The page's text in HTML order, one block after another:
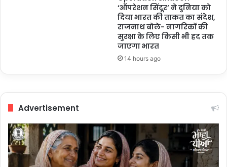
‘ऑपरेशन सिंदूर’ ने दुनिया को
दिया भारत की ताकत का संदेश,
राजनाथ बोले- नागरिकों की
सुरक्षा के लिए किसी भी हद तक
जाएगा भारत
14 hours ago
Advertisement